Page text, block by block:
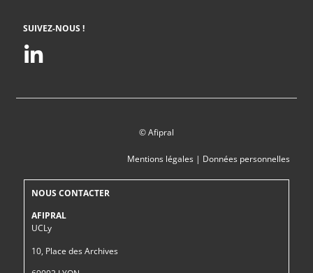
SUIVEZ-NOUS !
© Afipral
Mentions légales| Données personnelles
NOUS CONTACTER
AFIPRAL
UCLy
10, Place des Archives